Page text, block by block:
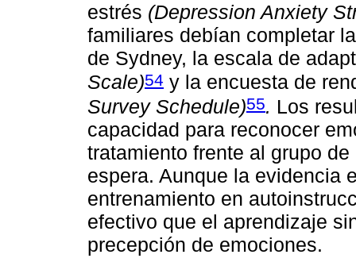
estrés (Depression Anxiety
familiares debían completar
de Sydney, la escala de
Scale)54 y la encuesta de
Survey Schedule)55. Los
capacidad para reconocer
tratamiento frente al grupo
espera. Aunque la evidencia
entrenamiento en
efectivo que el aprendizaje
precepción de emociones.